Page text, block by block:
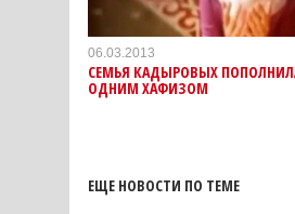
06.03.2013
СЕМЬЯ КАДЫРОВЫХ
ОДНИМ ХАФИЗОМ
ЕЩЕ НОВОСТИ ПО ТЕМЕ